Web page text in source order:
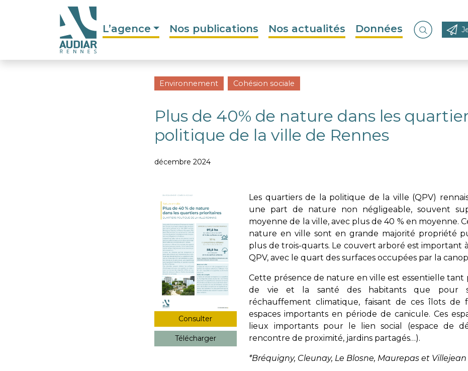
L’agence Nos publications Nos actualités Données
Ouvrir la
Environnement Cohésion sociale
Plus de 40% de nature dans les
politique de la ville de Rennes
décembre 2024
Consulter
Télécharger
Les quartiers de la politique de la ville (QPV)
une part de nature non négligeable, souvent
moyenne de la ville, avec plus de 40 % en moyenne.
nature en ville sont en grande majorité propriété
plus de trois-quarts. Le couvert arboré est important
QPV, avec le quart des surfaces occupées par la
Cette présence de nature en ville est essentielle tant
de vie et la santé des habitants que pour
réchauffement climatique, faisant de ces îlots de
espaces importants en période de canicule. Ces
lieux importants pour le lien social (espace de
rencontre de proximité, jardins partagés…).
*Bréquigny, Cleunay, Le Blosne, Maurepas et Villejean